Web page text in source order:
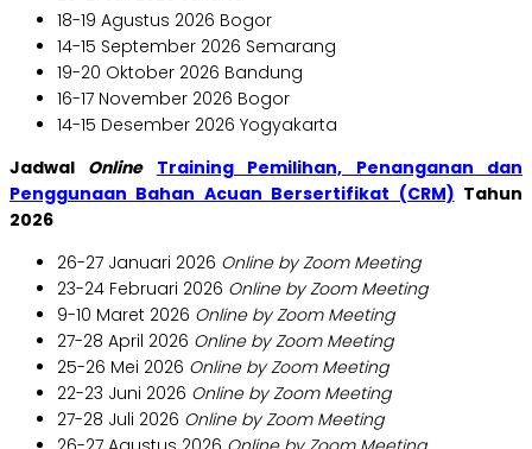
18-19 Agustus 2026 Bogor
14-15 September 2026 Semarang
19-20 Oktober 2026 Bandung
16-17 November 2026 Bogor
14-15 Desember 2026 Yogyakarta
Jadwal Online
Training Pemilihan, Penanganan dan
Penggunaan Bahan Acuan Bersertifikat (CRM) Tahun
2026
26-27 Januari 2026 Online by Zoom Meeting
23-24 Februari 2026 Online by Zoom Meeting
9-10 Maret 2026 Online by Zoom Meeting
27-28 April 2026 Online by Zoom Meeting
25-26 Mei 2026 Online by Zoom Meeting
22-23 Juni 2026 Online by Zoom Meeting
27-28 Juli 2026 Online by Zoom Meeting